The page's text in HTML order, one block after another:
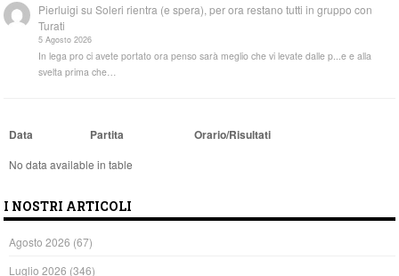
Pierluigi suSoleri rientra (e spera), per ora restano tutti in gruppo con
Turati
5 Agosto 2026
In lega pro ci avete portato ora penso sarà meglio che vi levate dalle p...e e alla
svelta prima che…
Data Partita Orario/Risultati
No data available in table
I NOSTRI ARTICOLI
Agosto 2026 (67)
Luglio 2026 (346)